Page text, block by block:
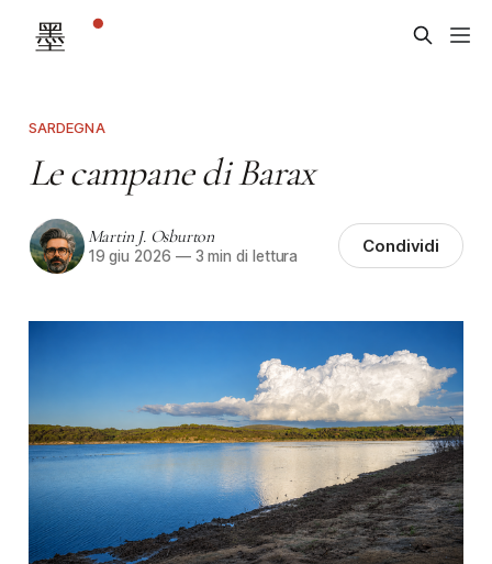
SARDEGNA
Le campane di Barax
Martin J. Osburton
19 giu 2026 —3 min di lettura Condividi